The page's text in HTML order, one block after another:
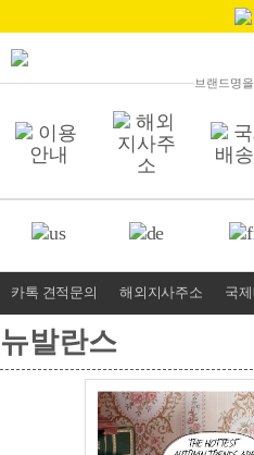
카톡 견적문의 해외지사주소 국
뉴발란스